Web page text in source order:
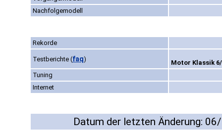
Nachfolgemodell
Rekorde
Testberichte (faq)
Motor Klassik
Tuning
Internet
Datum der letzten Änderung: